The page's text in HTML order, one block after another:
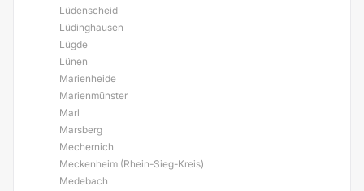
Lüdenscheid
Lüdinghausen
Lügde
Lünen
Marienheide
Marienmünster
Marl
Marsberg
Mechernich
Meckenheim (Rhein-Sieg-Kreis)
Medebach